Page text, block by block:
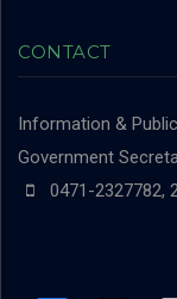
CONTACT
Information &
Government
0471-2327782,